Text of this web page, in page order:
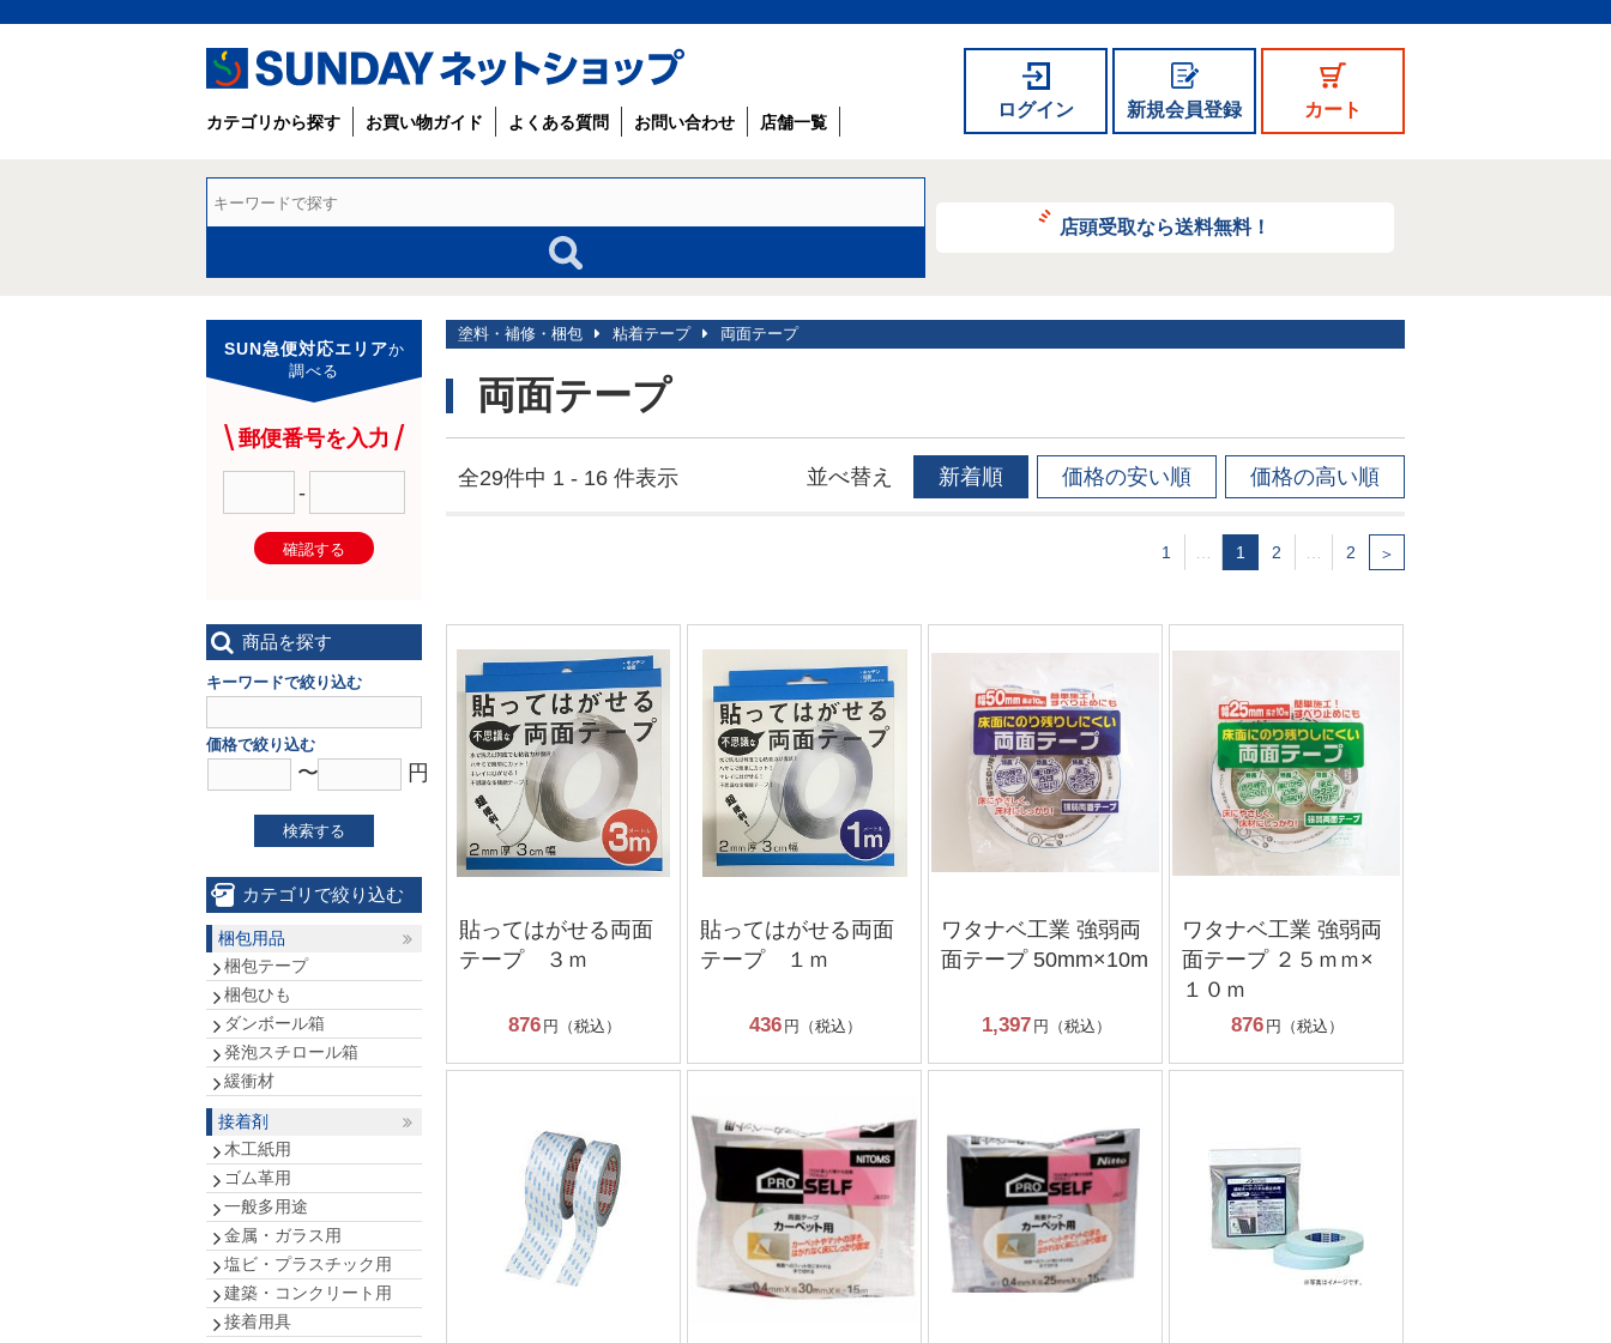
ログイン 新規会員登録 カート
カテゴリから探す お買い物ガイド よくある質問 お問い合わせ 店舗一覧
店頭受取なら送料無料！
塗料・補修・梱包 粘着テープ 両面テープ
両面テープ
全29件中 1 - 16 件表示 並べ替え 新着順 価格の安い順 価格の高い順
1 1 2 2 ＞
貼ってはがせる両面
テープ ３ｍ
876 円（税込）
貼ってはがせる両面
テープ １ｍ
436 円（税込）
ワタナベ工業 強弱両
面テープ 50mm×10m
1,397 円（税込）
ワタナベ工業 強弱両
面テープ ２５ｍｍ×
１０ｍ
876 円（税込）
SUN急便対応エリアか
調べる
郵便番号を入力
-
確認する
商品を探す
キーワードで絞り込む
価格で絞り込む
〜 円
検索する
カテゴリで絞り込む
梱包用品
梱包テープ
梱包ひも
ダンボール箱
発泡スチロール箱
緩衝材
接着剤
木工紙用
ゴム革用
一般多用途
金属・ガラス用
塩ビ・プラスチック用
建築・コンクリート用
接着用具